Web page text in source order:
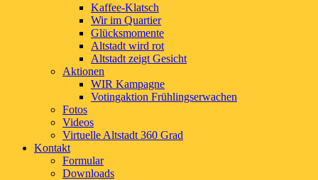
Kaffee-Klatsch
Wir im Quartier
Glücksmomente
Altstadt wird rot
Altstadt zeigt Gesicht
Aktionen
WIR Kampagne
Votingaktion Frühlingserwachen
Fotos
Videos
Virtuelle Altstadt 360 Grad
Kontakt
Formular
Downloads